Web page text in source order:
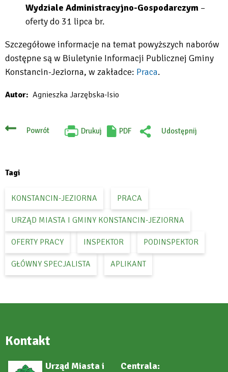
Wydziale Administracyjno-Gospodarczym –
oferty do 31 lipca br.
Szczegółowe informacje na temat powyższych naborów
dostępne są w Biuletynie Informacji Publicznej Gminy
Konstancin-Jeziorna, w zakładce: Praca
open
new
.
Autor Agnieszka Jarzębska-Isio
Powrót Drukuj
Will
PDF
Udostępnij
Tagi
KONSTANCIN-JEZIORNA PRACA
URZĄD MIASTA I GMINY KONSTANCIN-JEZIORNA
OFERTY PRACY INSPEKTOR PODINSPEKTOR
GŁÓWNY SPECJALISTA APLIKANT
Kontakt
Urząd Miasta i
Centrala: